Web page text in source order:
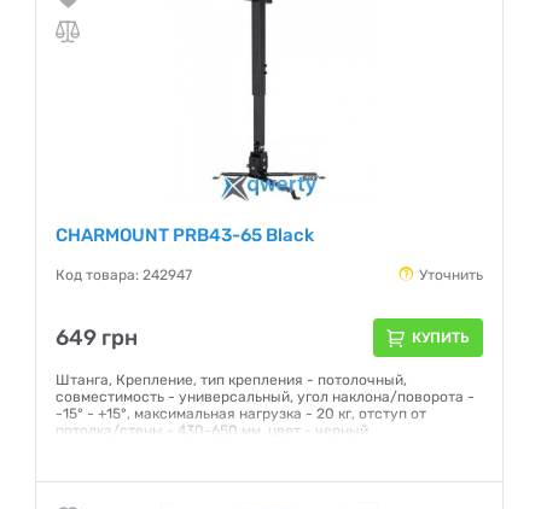
CHARMOUNT PRB43-65 Black
Код товара: 242947 Уточнить
649 грн КУПИТЬ
Штанга, Крепление, тип крепления - потолочный,
совместимость - универсальный, угол наклона/поворота -
-15° - +15°, максимальная нагрузка - 20 кг, отступ от
потолка/стены - 430-650 мм, цвет - черный